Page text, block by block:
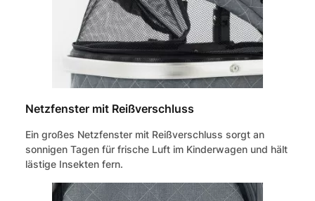
Netzfenster mit Reißverschluss
Ein großes Netzfenster mit Reißverschluss sorgt an
sonnigen Tagen für frische Luft im Kinderwagen und hält
lästige Insekten fern.